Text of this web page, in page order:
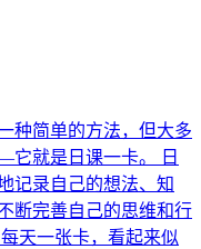
种简单的方法，但大多
就是日课一卡。 日
记录自己的想法、知
断完善自己的思维和行
天一张卡，看起来似